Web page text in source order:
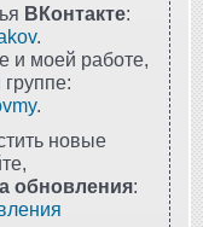
ВКонтакте:
.
и моей работе,
.
новые
обновления: